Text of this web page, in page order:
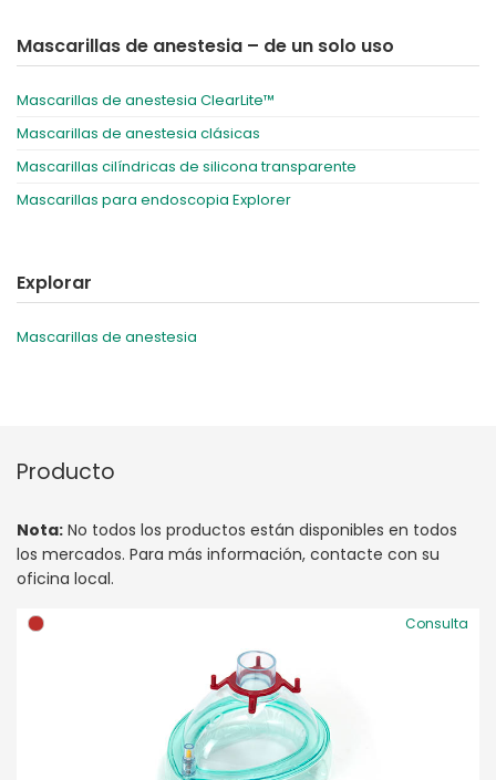
Mascarillas de anestesia – de un solo uso
Mascarillas de anestesia ClearLite™
Mascarillas de anestesia clásicas
Mascarillas cilíndricas de silicona transparente
Mascarillas para endoscopia Explorer
Explorar
Mascarillas de anestesia
Producto
Nota: No todos los productos están disponibles en todos
los mercados. Para más información, contacte con su
oficina local.
Consulta